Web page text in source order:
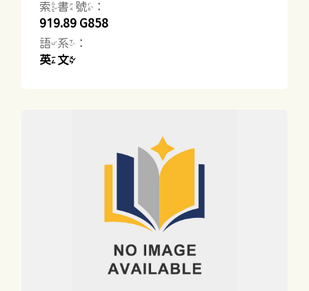
索書號：
919.89 G858
語系：
英文